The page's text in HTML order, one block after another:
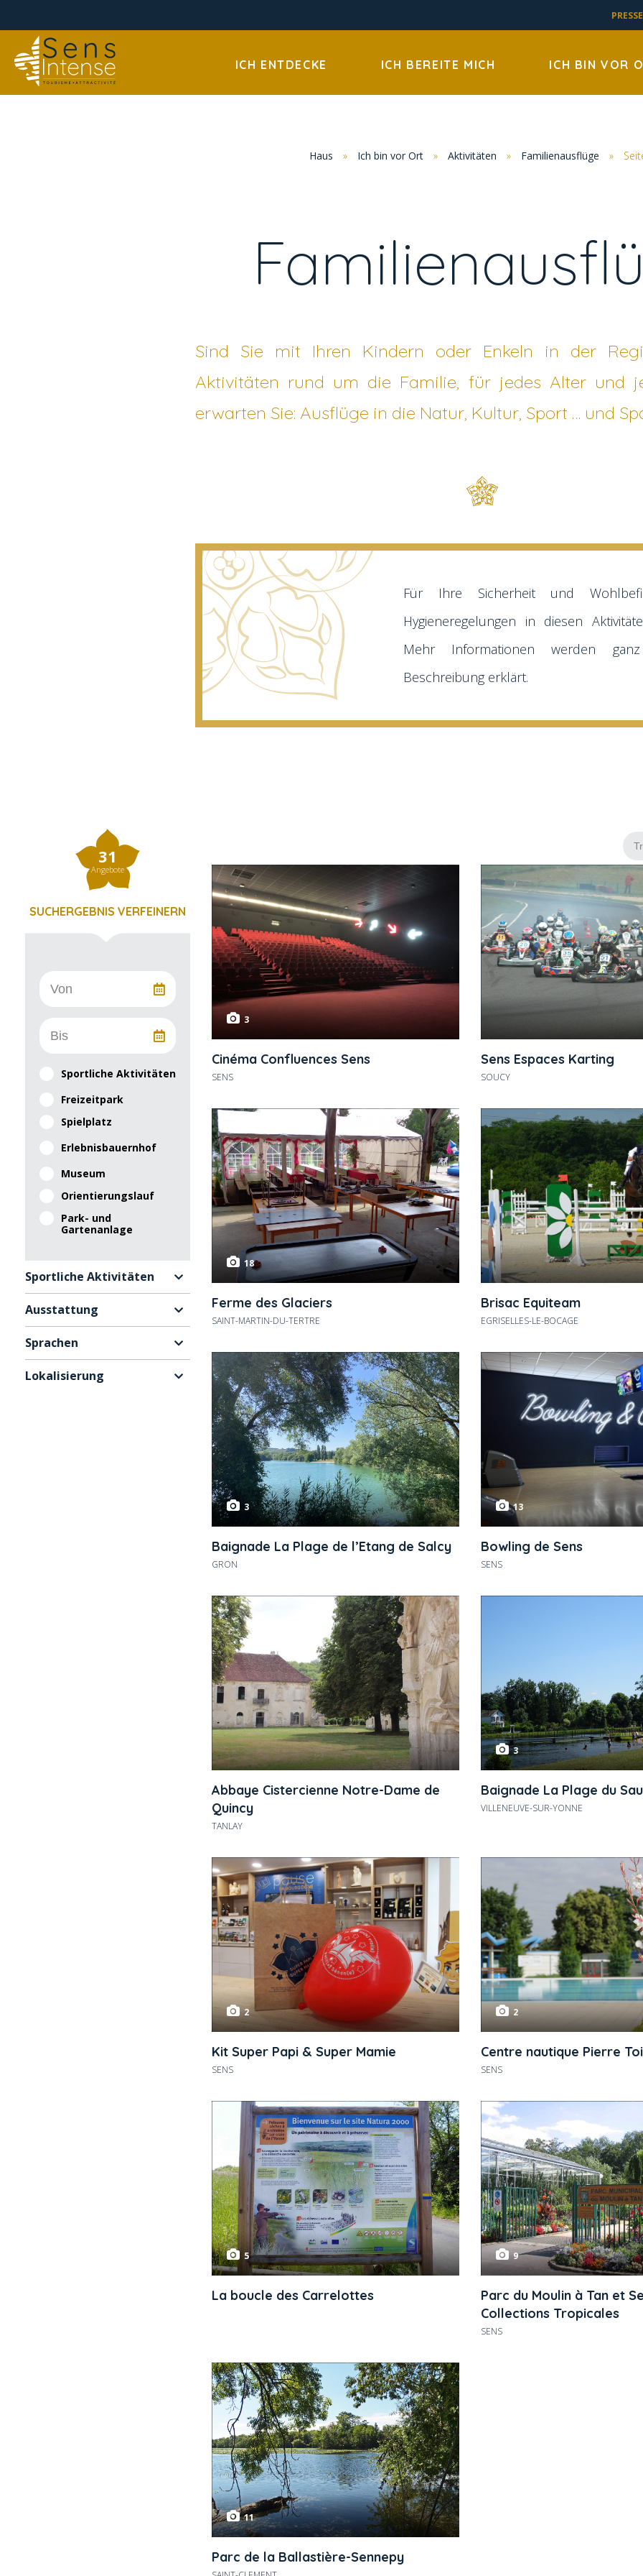
PRESSE
ICH ENTDECKE ICH BEREITE MICH ICH BIN VOR
Haus » Ich bin vor Ort » Aktivitäten » Familienausflüge »
Sind Sie mit Ihren Kindern oder Enkeln in der
Aktivitäten rund um die Familie, für jedes Alter und
erwarten Sie: Ausflüge in die Natur, Kultur, Sport … und
Für Ihre Sicherheit und
Hygieneregelungen in diesen
Mehr Informationen werden
Beschreibung erklärt.
31
Angebote
SUCHERGEBNIS VERFEINERN
Sportliche Aktivitäten
Freizeitpark
Spielplatz
Erlebnisbauernhof
Museum
Orientierungslauf
Park- und
Gartenanlage
Sportliche Aktivitäten
Ausstattung
Sprachen
Lokalisierung
3
Cinéma Confluences Sens
SENS
Sens Espaces Karting
SOUCY
18
Ferme des Glaciers
SAINT-MARTIN-DU-TERTRE
Brisac Equiteam
EGRISELLES-LE-BOCAGE
3
Baignade La Plage de l’Etang de Salcy
GRON
13
Bowling de Sens
SENS
Abbaye Cistercienne Notre-Dame de
Quincy
TANLAY
3
Baignade La Plage du
VILLENEUVE-SUR-YONNE
2
Kit Super Papi & Super Mamie
SENS
2
Centre nautique Pierre
SENS
5
La boucle des Carrelottes
9
Parc du Moulin à Tan et
Collections Tropicales
SENS
11
Parc de la Ballastière-Sennepy